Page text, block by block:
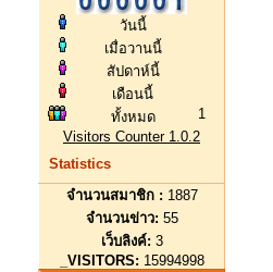
วันนี้
เมื่อวานนี้
สัปดาห์นี้
เดือนนี้
ทั้งหมด
1
Visitors Counter 1.0.2
Statistics
จำนวนสมาชิก : 1887
จำนวนข่าว: 55
เว็บลิงค์: 3
_VISITORS: 15994998